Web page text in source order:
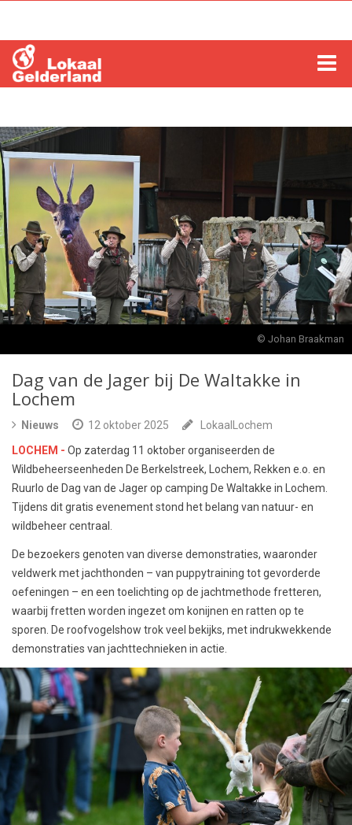
LOCHEM
ZUTPHEN
COLUMNS
RADIO
ZOEKEN
© Johan Braakman
Dag van de Jager bij De Waltakke in
Lochem
Nieuws 12 oktober 2025
LokaalLochem
LOCHEM - Op zaterdag 11 oktober organiseerden de
Wildbeheerseenheden De Berkelstreek, Lochem, Rekken e.o. en
Ruurlo de Dag van de Jager op camping De Waltakke in Lochem.
Tijdens dit gratis evenement stond het belang van natuur- en
wildbeheer centraal.
De bezoekers genoten van diverse demonstraties, waaronder
veldwerk met jachthonden – van puppytraining tot gevorderde
oefeningen – en een toelichting op de jachtmethode fretteren,
waarbij fretten worden ingezet om konijnen en ratten op te
sporen. De roofvogelshow trok veel bekijks, met indrukwekkende
demonstraties van jachttechnieken in actie.